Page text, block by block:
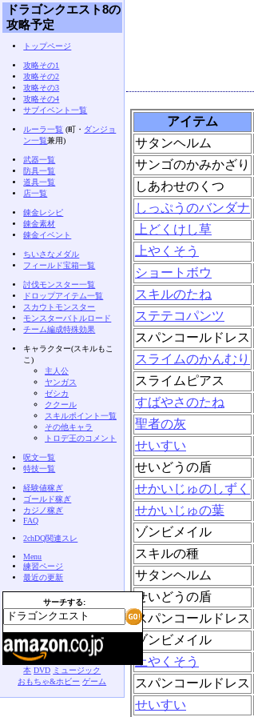
アイテム
サタンヘルム
サンゴのかみかざり
しあわせのくつ
しっぷうのバンダナ
上どくけし草
上やくそう
ショートボウ
スキルのたね
ステテコパンツ
スパンコールドレス
スライムのかんむり
スライムピアス
すばやさのたね
聖者の灰
せいすい
せいどうの盾
せかいじゅのしずく
せかいじゅの葉
ゾンビメイル
スキルの種
サタンヘルム
せいどうの盾
スパンコールドレス
ゾンビメイル
上やくそう
スパンコールドレス
せいすい
ドラゴンクエスト8の
攻略予定
トップページ
攻略その1
攻略その2
攻略その3
攻略その4
サブイベント一覧
ルーラ一覧 (町・ ダンジョ
ン一覧兼用)
武器一覧
防具一覧
道具一覧
店一覧
錬金レシピ
錬金素材
錬金イベント
ちいさなメダル
フィールド宝箱一覧
討伐モンスター一覧
ドロップアイテム一覧
スカウトモンスター
モンスターバトルロード
チーム編成特殊効果
キャラクター(スキルもこ
こ)
主人公
ヤンガス
ゼシカ
ククール
スキルポイント一覧
その他キャラ
トロデ王のコメント
呪文一覧
特技一覧
経験値稼ぎ
ゴールド稼ぎ
カジノ稼ぎ
FAQ
2chDQ関連スレ
Menu
練習ページ
最近の更新
サーチする:
本 DVD ミュージック
おもちゃ&ホビー ゲーム